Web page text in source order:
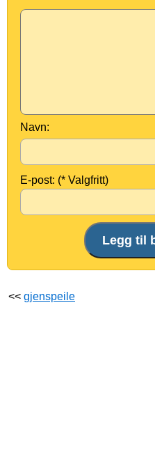
Navn:
E-post: (* Valgfritt)
<< gjenspeile